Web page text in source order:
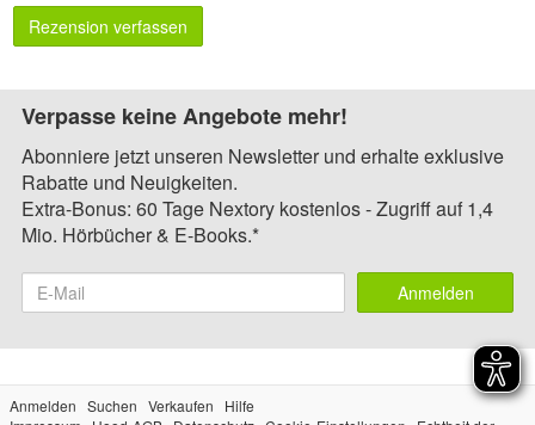
Rezension verfassen
Verpasse keine Angebote mehr!
Abonniere jetzt unseren Newsletter und erhalte exklusive
Rabatte und Neuigkeiten.
Extra-Bonus: 60 Tage Nextory kostenlos - Zugriff auf 1,4
Mio. Hörbücher & E-Books.*
Anmelden
Anmelden Suchen Verkaufen
Hilfe